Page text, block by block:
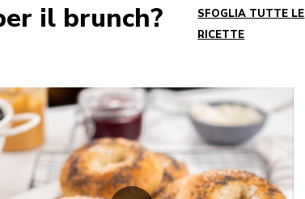
il brunch?
SFOGLIA TUTTE LE
RICETTE